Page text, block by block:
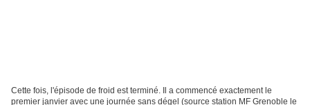
Cette fois, l'épisode de froid est terminé. Il a commencé exactement le
premier janvier avec une journée sans dégel (source station MF Grenoble le